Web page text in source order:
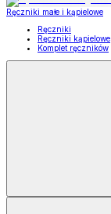
Ręczniki małe i kąpielowe
Ręczniki
Ręczniki kąpielowe
Komplet ręczników